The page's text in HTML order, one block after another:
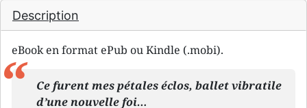
Description
eBook en format ePub ou Kindle (.mobi).
Ce furent mes pétales éclos, ballet vibratile
d’une nouvelle foi…